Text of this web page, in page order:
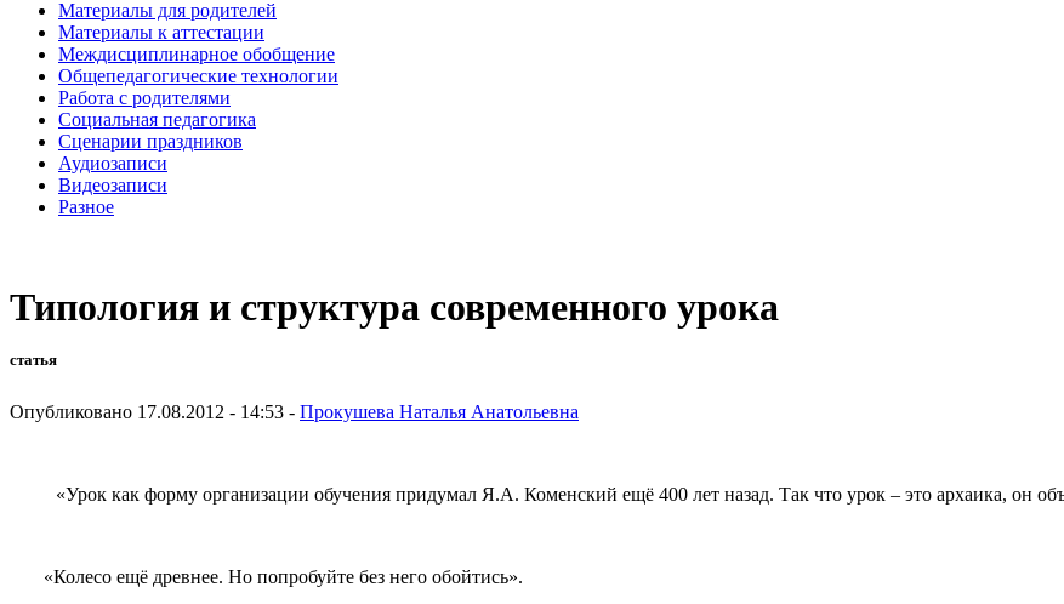
Материалы для родителей
Материалы к аттестации
Междисциплинарное обобщение
Общепедагогические технологии
Работа с родителями
Социальная педагогика
Сценарии праздников
Аудиозаписи
Видеозаписи
Разное
Типология и структура современного урока
статья
Опубликовано 17.08.2012 - 14:53 - Прокушева Наталья Анатольевна
«Урок как форму организации обучения придумал Я.А. Коменский ещё 400 лет назад. Так что урок – это архаика, он
«Колесо ещё древнее. Но попробуйте без него обойтись».